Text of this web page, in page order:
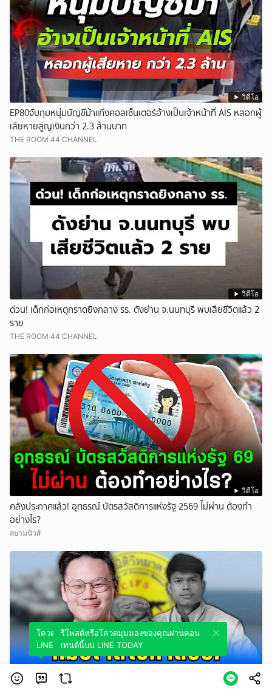
วิดีโอ
EP80จับกุมหนุ่มบัญชีม้าแก๊งคอลเซ็นเตอร์อ้างเป็นเจ้าหน้าที่ AIS หลอกผู้
เสียหายสูญเงินกว่า 2.3 ล้านบาท
THE ROOM 44 CHANNEL
วิดีโอ
ด่วน! เด็กก่อเหตุกราดยิงกลาง รร. ดังย่าน จ.นนทบุรี พบเสียชีวิตแล้ว 2
ราย
THE ROOM 44 CHANNEL
วิดีโอ
คลังประกาศแล้ว! อุทธรณ์ บัตรสวัสดิการแห่งรัฐ 2569 ไม่ผ่าน ต้องทำ
อย่างไร?
สยามนิวส์
วิดีโอ
โควตมุมมองของคุณผ่านคอนเทนต์นี้บน
LINE TODAY
รีโพสต์หรือโควตมุมมองของคุณผ่านคอน
เทนต์นี้บน LINE TODAY